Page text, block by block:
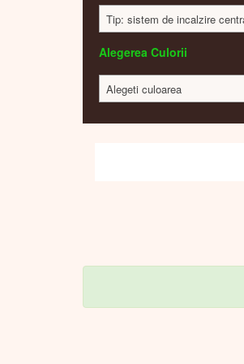
Tip: sistem de incalzire
Alegerea Culorii
Alegeti culoarea